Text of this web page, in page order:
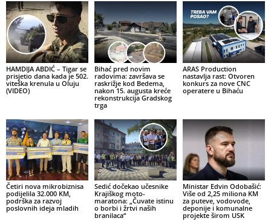
HAMDIJA ABDIĆ – Tigar se
prisjetio dana kada je 502.
viteška krenula u Oluju
(VIDEO)
Bihać pred novim
radovima: završava se
raskrižje kod Bedema,
nakon 15. augusta kreće
rekonstrukcija Gradskog
trga
ARAS Production
nastavlja rast: Otvoren
konkurs za nove CNC
operatere u Bihaću
Četiri nova mikrobiznisa
podijelila 32.000 KM,
podrška za razvoj
poslovnih ideja mladih
Sedić dočekao učesnike
Krajiškog moto-
maratona: „Čuvate istinu
o borbi i žrtvi naših
branilaca“
Ministar Edvin Odobašić:
Više od 2,25 miliona KM
za puteve, vodovode,
deponije i komunalne
projekte širom USK